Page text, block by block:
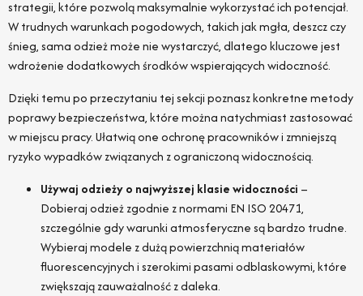
strategii, które pozwolą maksymalnie wykorzystać ich potencjał.
W trudnych warunkach pogodowych, takich jak mgła, deszcz czy
śnieg, sama odzież może nie wystarczyć, dlatego kluczowe jest
wdrożenie dodatkowych środków wspierających widoczność.
Dzięki temu po przeczytaniu tej sekcji poznasz konkretne metody
poprawy bezpieczeństwa, które można natychmiast zastosować
w miejscu pracy. Ułatwią one ochronę pracowników i zmniejszą
ryzyko wypadków związanych z ograniczoną widocznością.
Używaj odzieży o najwyższej klasie widoczności –
Dobieraj odzież zgodnie z normami EN ISO 20471,
szczególnie gdy warunki atmosferyczne są bardzo trudne.
Wybieraj modele z dużą powierzchnią materiałów
fluorescencyjnych i szerokimi pasami odblaskowymi, które
zwiększają zauważalność z daleka.